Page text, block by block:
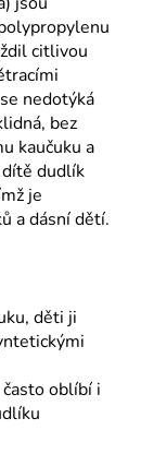
citlivou
nedotýká
bez
kaučuku a
dudlík
je
a dásní dětí.
děti ji
oblíbí i